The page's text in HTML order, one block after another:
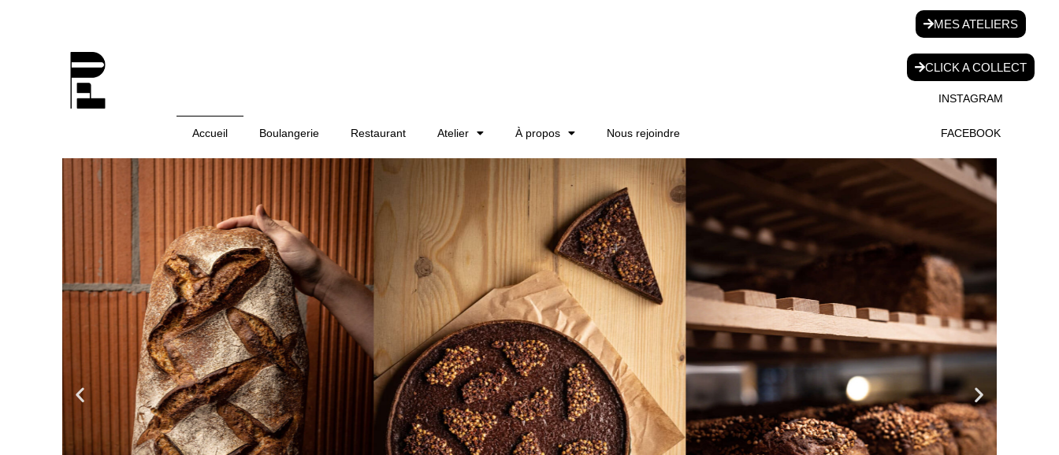
Accueil Boulangerie Restaurant Atelier À propos Nous rejoindre
MES ATELIERS
CLICK A COLLECT
INSTAGRAM
FACEBOOK